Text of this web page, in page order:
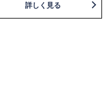
詳しく見る